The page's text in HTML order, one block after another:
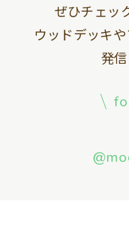
ぜひチェッ
ウッドデッキ
発